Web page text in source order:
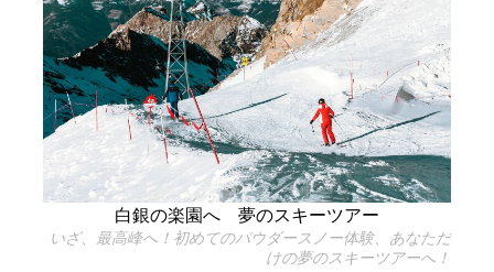
白銀の楽園へ 夢のスキーツアー
いざ、最高峰へ！初めてのパウダースノー体験、あなただ
けの夢のスキーツアーへ！